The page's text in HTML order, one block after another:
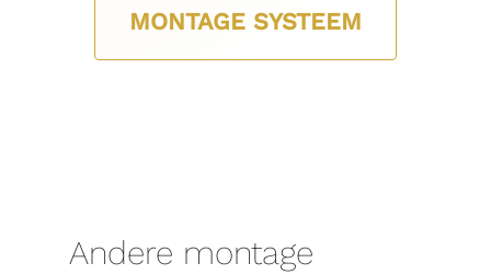
MONTAGE SYSTEEM
Andere montage